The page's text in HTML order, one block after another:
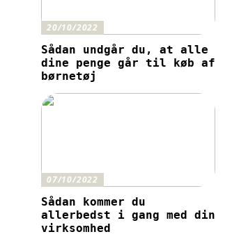
20/10/2022
Sådan undgår du, at alle
dine penge går til køb af
børnetøj
07/10/2022
Sådan kommer du
allerbedst i gang med din
virksomhed